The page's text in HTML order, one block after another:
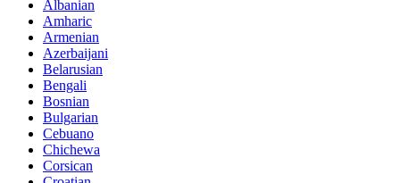
Albanian
Amharic
Armenian
Azerbaijani
Belarusian
Bengali
Bosnian
Bulgarian
Cebuano
Chichewa
Corsican